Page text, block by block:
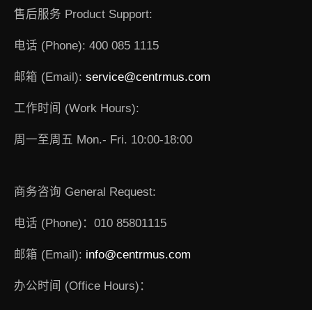
售后服务 Product Support:
电话 (Phone): 400 085 1115
邮箱 (Email): service@centrmus.com
工作时间 (Work Hours):
周一至周五 Mon.- Fri. 10:00-18:00
商务咨询 General Request:
电话 (Phone)：010 85801115
邮箱 (Email): info@centrmus.com
办公时间 (Office Hours)：